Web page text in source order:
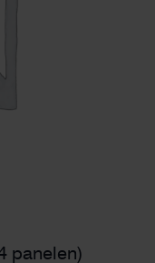
panelen)